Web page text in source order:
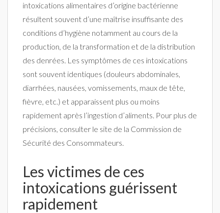
intoxications alimentaires d’origine bactérienne
résultent souvent d’une maîtrise insuffisante des
conditions d’hygiène notamment au cours de la
production, de la transformation et de la distribution
des denrées. Les symptômes de ces intoxications
sont souvent identiques (douleurs abdominales,
diarrhées, nausées, vomissements, maux de tête,
fièvre, etc.) et apparaissent plus ou moins
rapidement après l’ingestion d’aliments. Pour plus de
précisions, consulter le site de la Commission de
Sécurité des Consommateurs.
Les victimes de ces
intoxications guérissent
rapidement